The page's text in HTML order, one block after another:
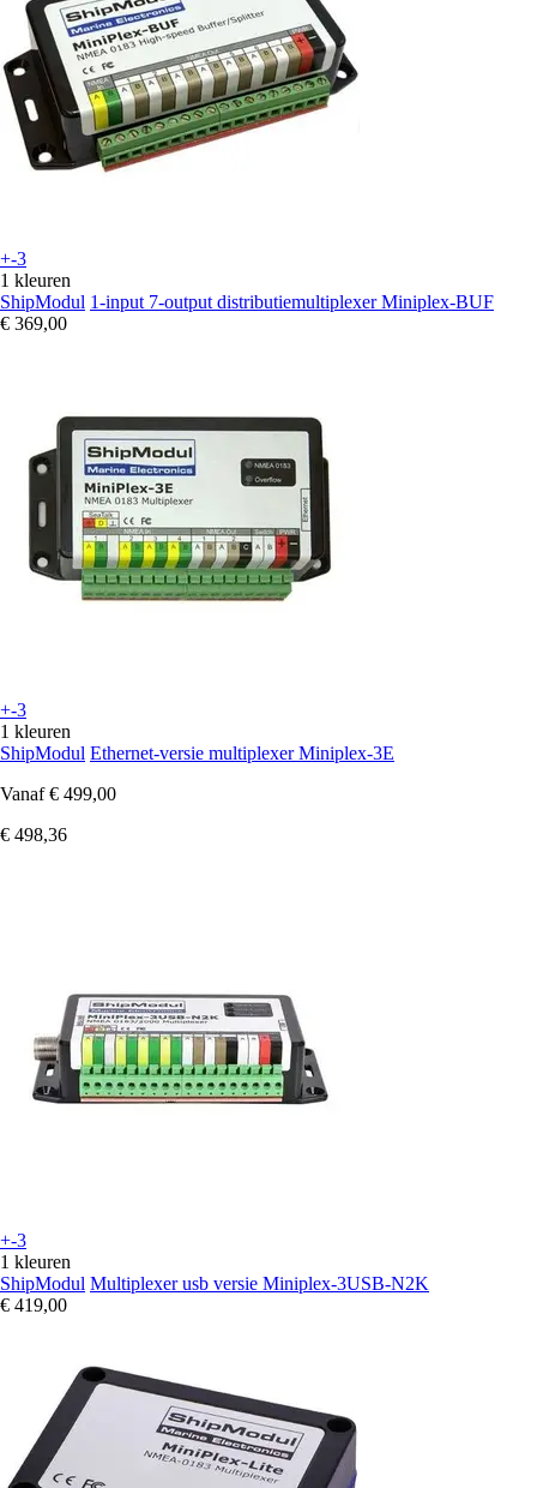
+-3
1 kleuren
ShipModul 1-input 7-output distributiemultiplexer Miniplex-BUF
€ 369,00
+-3
1 kleuren
ShipModul Ethernet-versie multiplexer Miniplex-3E
Vanaf € 499,00
€ 498,36
+-3
1 kleuren
ShipModul Multiplexer usb versie Miniplex-3USB-N2K
€ 419,00